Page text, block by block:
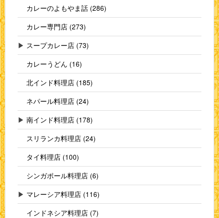
カレーのよもやま話 (286)
カレー専門店 (273)
▶ スープカレー店 (73)
カレーうどん (16)
北インド料理店 (185)
ネパール料理店 (24)
▶ 南インド料理店 (178)
スリランカ料理店 (24)
タイ料理店 (100)
シンガポール料理店 (6)
▶ マレーシア料理店 (116)
インドネシア料理店 (7)